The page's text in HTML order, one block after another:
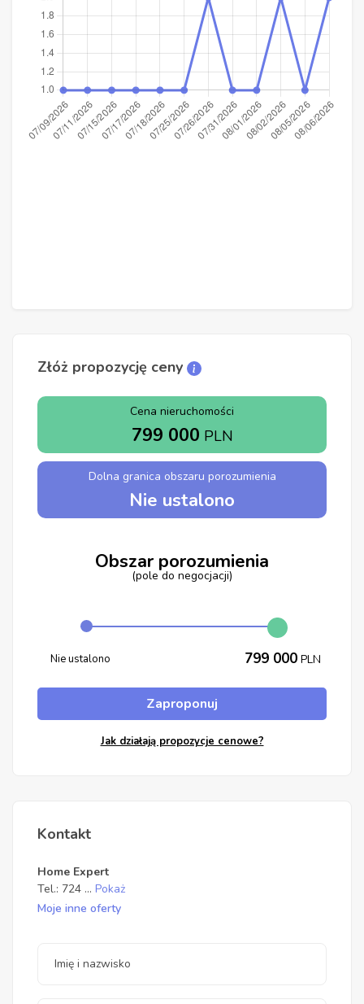
Złóż propozycję ceny
Cena nieruchomości
799 000 PLN
Dolna granica obszaru porozumienia
Nie ustalono
Obszar porozumienia
(pole do negocjacji)
Nie ustalono 799 000 PLN
Zaproponuj
Jak działają propozycje cenowe?
Kontakt
Home Expert
Tel.: 724 ... Pokaż
Moje inne oferty